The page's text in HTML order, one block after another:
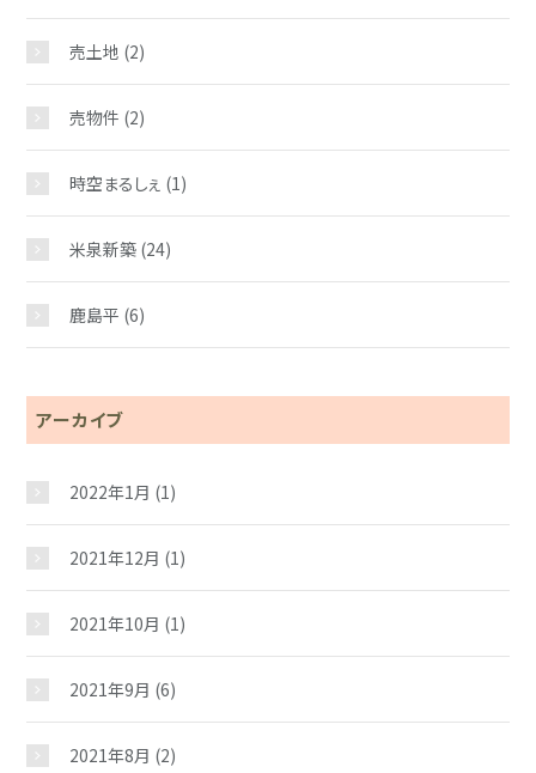
売土地 (2)
売物件 (2)
時空まるしぇ (1)
米泉新築 (24)
鹿島平 (6)
アーカイブ
2022年1月 (1)
2021年12月 (1)
2021年10月 (1)
2021年9月 (6)
2021年8月 (2)